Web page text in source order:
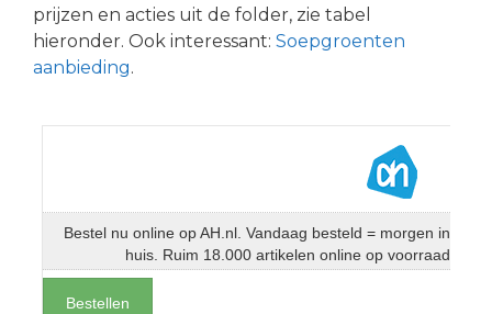
prijzen en acties uit de folder, zie tabel
hieronder. Ook interessant: Soepgroenten
aanbieding.
Bestel nu online op AH.nl. Vandaag besteld = morgen in
huis. Ruim 18.000 artikelen online op voorraad
Bestellen